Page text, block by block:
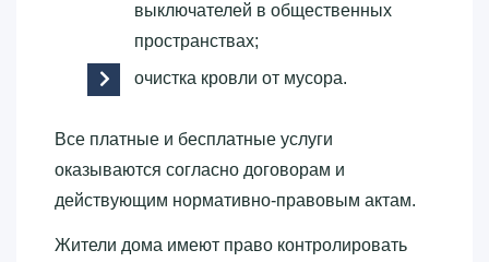
выключателей в общественных
пространствах;
очистка кровли от мусора.
Все платные и бесплатные услуги
оказываются согласно договорам и
действующим нормативно-правовым актам.
Жители дома имеют право контролировать